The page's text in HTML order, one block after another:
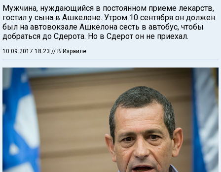
Мужчина, нуждающийся в постоянном приеме лекарств,
гостил у сына в Ашкелоне. Утром 10 сентября он должен
был на автовокзале Ашкелона сесть в автобус, чтобы
добраться до Сдерота. Но в Сдерот он не приехал.
10.09.2017 18:23 // В Израиле